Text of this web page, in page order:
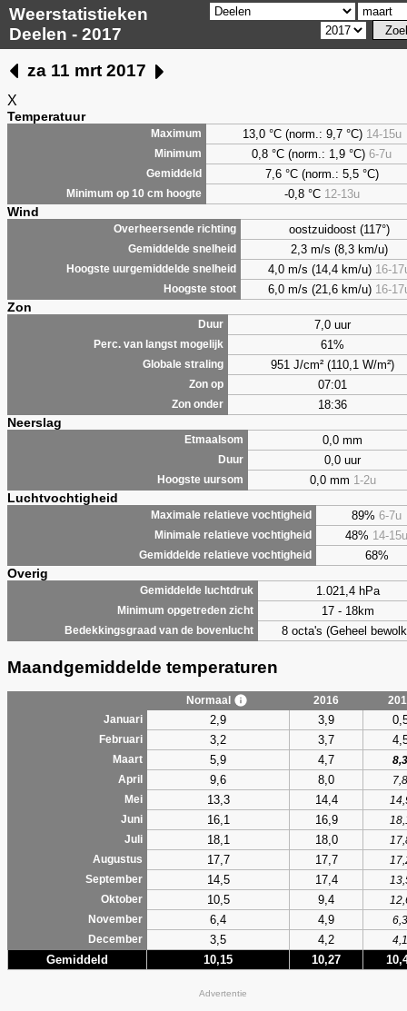
Weerstatistieken
Deelen - 2017
za 11 mrt 2017
X
Temperatuur
Maximum 13,0 °C (norm.: 9,7 °C) 14-15u
Minimum 0,8 °C (norm.: 1,9 °C) 6-7u
Gemiddeld 7,6°C (norm.: 5,5 °C)
Minimum op 10 cm hoogte -0,8 °C 12-13u
Wind
Overheersende richting oostzuidoost (117°)
Gemiddelde snelheid 2,3 m/s (8,3 km/u)
Hoogste uurgemiddelde snelheid 4,0 m/s (14,4 km/u) 16-
Hoogste stoot 6,0 m/s (21,6 km/u) 16-
Zon
Duur 7,0 uur
Perc. van langst mogelijk 61%
Globale straling 951 J/cm² (110,1 W/m²)
Zon op 07:01
Zon onder 18:36
Neerslag
Etmaalsom 0,0 mm
Duur 0,0 uur
Hoogste uursom 0,0 mm 1-2u
Luchtvochtigheid
Maximale relatieve vochtigheid 89% 6-7u
Minimale relatieve vochtigheid 48% 14-15u
Gemiddelde relatieve vochtigheid 68%
Overig
Gemiddelde luchtdruk 1.021,4 hPa
Minimum opgetreden zicht 17 - 18km
Bedekkingsgraad van de bovenlucht 8 octa's (Geheel
Maandgemiddelde temperaturen
Normaal 2016
Januari
2,9 3,9
Februari 3,2 3,7
Maart 5,9 4,7
8,3
April
9,6 8,0
7,8
Mei
13,3 14,4
Juni
16,1 16,9
Juli
18,1 18,0
Augustus
17,7 17,7
September
14,5 17,4
Oktober
10,5 9,4
November
6,4 4,9
6,3
December
3,5 4,2 4,1
Gemiddeld 10,15 10,27
Advertentie